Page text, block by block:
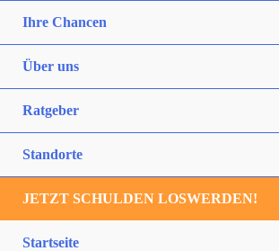
Ihre Chancen
Über uns
Ratgeber
Standorte
JETZT SCHULDEN LOSWERDEN!
Startseite